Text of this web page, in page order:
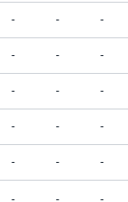
- - -
- - -
- - -
- - -
- - -
- - -